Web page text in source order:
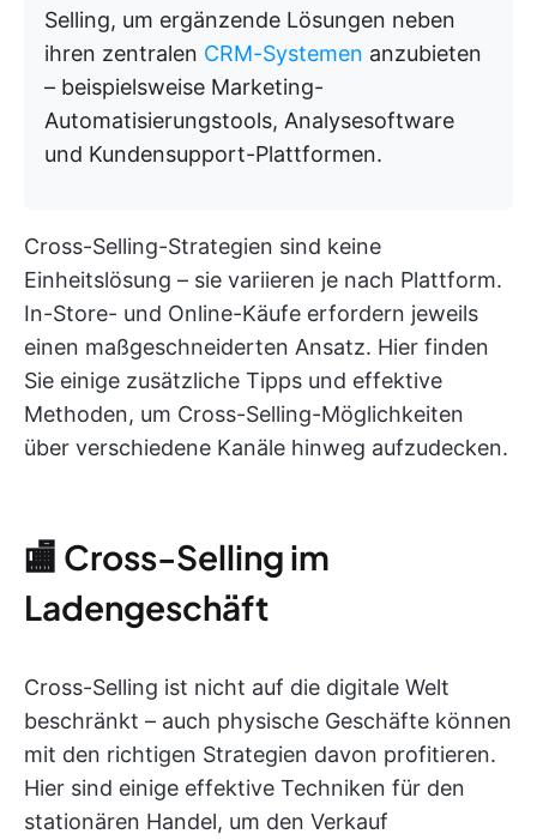
Selling, um ergänzende Lösungen neben
ihren zentralen CRM-Systemen anzubieten
– beispielsweise Marketing-
Automatisierungstools, Analysesoftware
und Kundensupport-Plattformen.
Cross-Selling-Strategien sind keine
Einheitslösung – sie variieren je nach Plattform.
In-Store- und Online-Käufe erfordern jeweils
einen maßgeschneiderten Ansatz. Hier finden
Sie einige zusätzliche Tipps und effektive
Methoden, um Cross-Selling-Möglichkeiten
über verschiedene Kanäle hinweg aufzudecken.
🏬 Cross-Selling im
Ladengeschäft
Cross-Selling ist nicht auf die digitale Welt
beschränkt – auch physische Geschäfte können
mit den richtigen Strategien davon profitieren.
Hier sind einige effektive Techniken für den
stationären Handel, um den Verkauf